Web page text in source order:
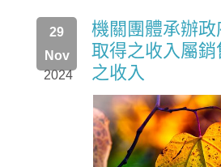
2024
29
Nov
機關團體承辦
取得之收入屬
之收入